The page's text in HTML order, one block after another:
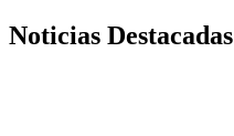
Noticias Destacadas